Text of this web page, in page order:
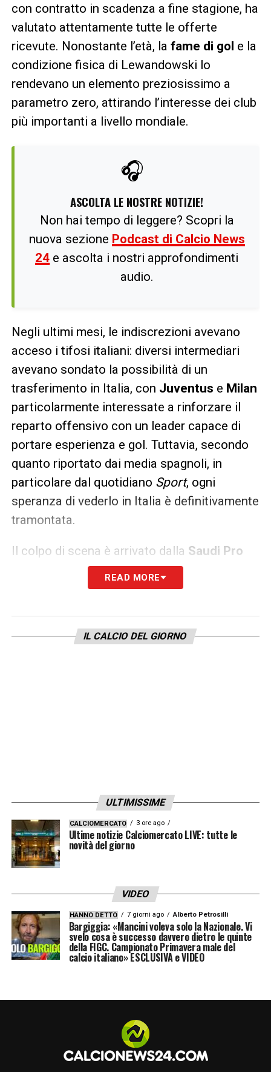
con contratto in scadenza a fine stagione, ha
valutato attentamente tutte le offerte
ricevute. Nonostante l’età, la fame di gol e la
condizione fisica di Lewandowski lo
rendevano un elemento preziosissimo a
parametro zero, attirando l’interesse dei club
più importanti a livello mondiale.
🎧
ASCOLTA LE NOSTRE NOTIZIE!
Non hai tempo di leggere? Scopri la
nuova sezione Podcast di Calcio News
24 e ascolta i nostri approfondimenti
audio.
Negli ultimi mesi, le indiscrezioni avevano
acceso i tifosi italiani: diversi intermediari
avevano sondato la possibilità di un
trasferimento in Italia, con Juventus e Milan
particolarmente interessate a rinforzare il
reparto offensivo con un leader capace di
portare esperienza e gol. Tuttavia, secondo
quanto riportato dai media spagnoli, in
particolare dal quotidiano Sport, ogni
speranza di vederlo in Italia è definitivamente
tramontata.
Il colpo di scena è arrivato dalla Saudi Pro
: Lewandowski ha deciso di cedere al
corteggiamento dell’Al Hilal, squadra allenata
differenza è stata un’offerta economica
straordinaria, capace di superare qualsiasi
Questo scenario annulla definitivamente i
piani dellaJuventus, che vedeva in
Lewandowski l’innesto perfetto per
completare la propria rosa e compiere il
Luciano Spallettipuntava su di lui come
leader in grado di portare esperienza
internazionale e doti realizzative garantite.
Con l’ingresso dell’Al Hilalsul mercato, la
strategie offensive e a cercare alternative
valide per la prossima stagione.
READ MORE
IL CALCIO DEL GIORNO
ULTIMISSIME
CALCIOMERCATO 3 ore ago
Ultime notizie Calciomercato LIVE: tutte le
novità del giorno
VIDEO
HANNO DETTO 7 giorni ago Alberto Petrosilli
Bargiggia: «Mancini voleva solo la Nazionale. Vi
svelo cosa è successo davvero dietro le quinte
della FIGC. Campionato Primavera male del
calcio italiano» ESCLUSIVA e VIDEO